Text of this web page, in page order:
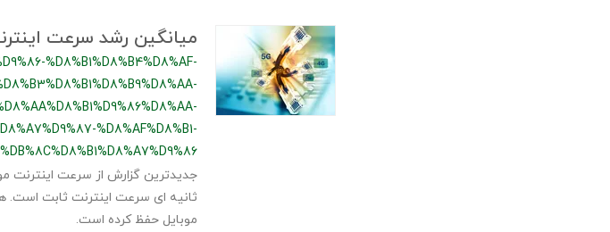
میانگین رشد سرعت
%D8%B1%D8%B4%D8%AF-
%D8%AF%D8%B1-
ثانیه ای سرعت اینترنت ثابت است.
موبایل حفظ کرده است.